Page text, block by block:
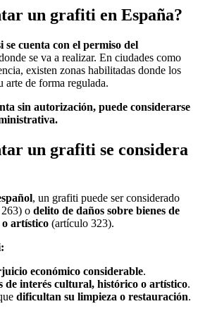
un grafiti en España?
se cuenta con el permiso del
se va a realizar. En ciudades como
existen zonas habilitadas donde los
arte de forma regulada.
sin autorización, puede considerarse
un grafiti se considera
, un grafiti puede ser considerado
o delito de daños sobre bienes de
artístico (artículo 323).
económico considerable.
de interés cultural, histórico o artístico.
dificultan su limpieza o restauración.